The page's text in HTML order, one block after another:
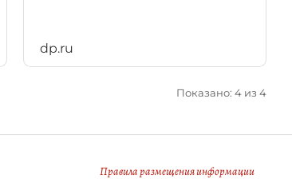
dp.ru
Показано: 4 из 4
Правила размещения информации